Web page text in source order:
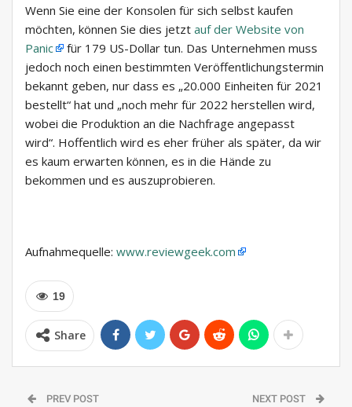
Wenn Sie eine der Konsolen für sich selbst kaufen
möchten, können Sie dies jetzt auf der Website von
Panic
für 179 US-Dollar tun. Das Unternehmen muss
jedoch noch einen bestimmten Veröffentlichungstermin
bekannt geben, nur dass es „20.000 Einheiten für 2021
bestellt“ hat und „noch mehr für 2022 herstellen wird,
wobei die Produktion an die Nachfrage angepasst
wird“. Hoffentlich wird es eher früher als später, da wir
es kaum erwarten können, es in die Hände zu
bekommen und es auszuprobieren.
Aufnahmequelle: www.reviewgeek.com
19
Share
PREV POST NEXT POST